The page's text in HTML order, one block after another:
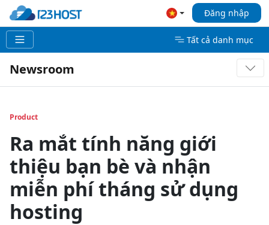
Đăng nhập
Tất cả danh mục
Newsroom
Product
Ra mắt tính năng giới
thiệu bạn bè và nhận
miễn phí tháng sử dụng
hosting